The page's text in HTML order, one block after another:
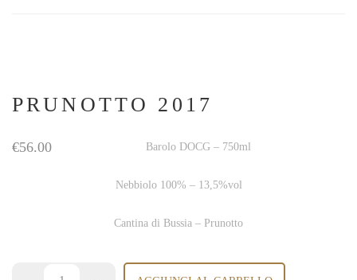
PRUNOTTO 2017
€56.00 Barolo DOCG – 750ml
Nebbiolo 100% – 13,5%vol
Cantina di Bussia – Prunotto